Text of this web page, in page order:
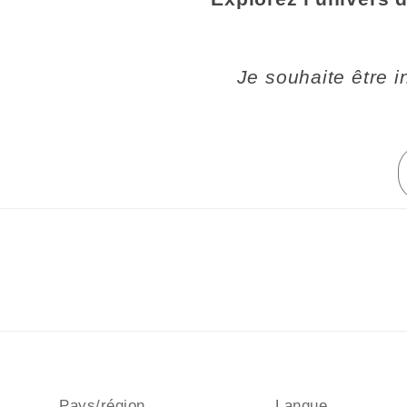
Je souhaite être